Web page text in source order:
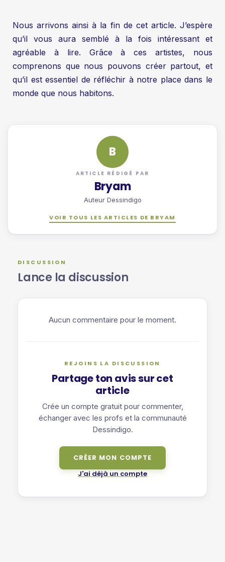
Nous arrivons ainsi à la fin de cet article. J’espère
qu’il vous aura semblé à la fois intéressant et
agréable à lire. Grâce à ces artistes, nous
comprenons que nous pouvons créer partout, et
qu’il est essentiel de réfléchir à notre place dans le
monde que nous habitons.
B
ARTICLE RÉDIGÉ PAR
Bryam
Auteur Dessindigo
VOIR TOUS LES ARTICLES DE BRYAM
DISCUSSION
Lance la discussion
Aucun commentaire pour le moment.
REJOINS LA DISCUSSION
Partage ton avis sur cet
article
Crée un compte gratuit pour commenter,
échanger avec les profs et la communauté
Dessindigo.
CRÉER MON COMPTE
J'ai déjà un compte